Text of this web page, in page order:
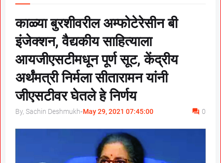
काळ्या बुरशीवरील अम्फोटेरेसीन बी
इंजेक्शन, वैद्यकीय साहित्याला
आयजीएसटीमधून पूर्ण सूट, केंद्रीय
अर्थंमत्री निर्मला सीतारामन यांनी
जीएसटीवर घेतले हे निर्णय
By, Sachin Deshmukh-May 29, 2021 07:45:00 0